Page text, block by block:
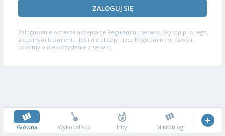
ZALOGUJ SIĘ
Zalogowanie oznacza akceptację Regulaminu serwisu Wykop.pl w jego
aktualnym brzmieniu. Jeśli nie akceptujesz Regulaminu w całości,
prosimy o niekorzystanie z serwisu.
Główna Wykopalisko Hity Mikroblog